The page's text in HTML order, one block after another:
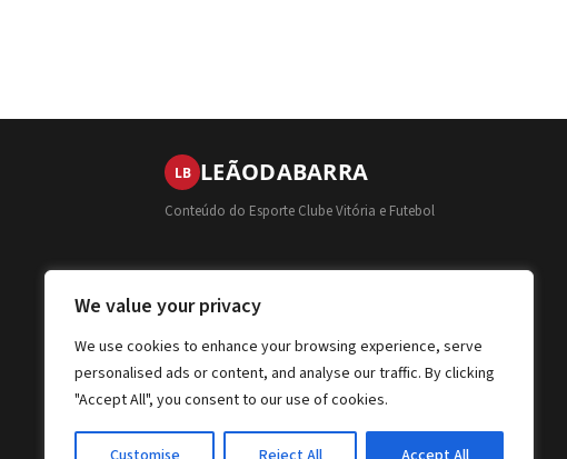
We value your privacy
We use cookies to enhance your browsing experience, serve
personalised ads or content, and analyse our traffic. By clicking
"Accept All", you consent to our use of cookies.
LB LEÃODABARRA
Conteúdo do Esporte Clube Vitória e Futebol